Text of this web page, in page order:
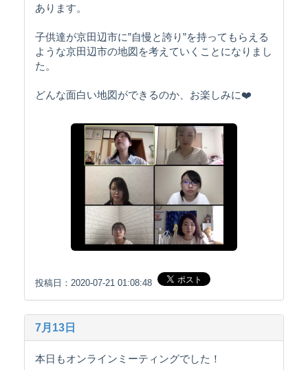
あります。
子供達が京田辺市に”自慢と誇り”を持ってもらえる
ような京田辺市の地図を考えていくことになりまし
た。
どんな面白い地図ができるのか、お楽しみに❤️
投稿日：2020-07-21 01:08:48
7月13日
本日もオンラインミーティングでした！